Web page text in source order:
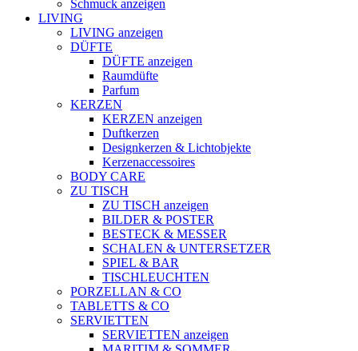
Schmuck anzeigen
LIVING
LIVING anzeigen
DÜFTE
DÜFTE anzeigen
Raumdüfte
Parfum
KERZEN
KERZEN anzeigen
Duftkerzen
Designkerzen & Lichtobjekte
Kerzenaccessoires
BODY CARE
ZU TISCH
ZU TISCH anzeigen
BILDER & POSTER
BESTECK & MESSER
SCHALEN & UNTERSETZER
SPIEL & BAR
TISCHLEUCHTEN
PORZELLAN & CO
TABLETTS & CO
SERVIETTEN
SERVIETTEN anzeigen